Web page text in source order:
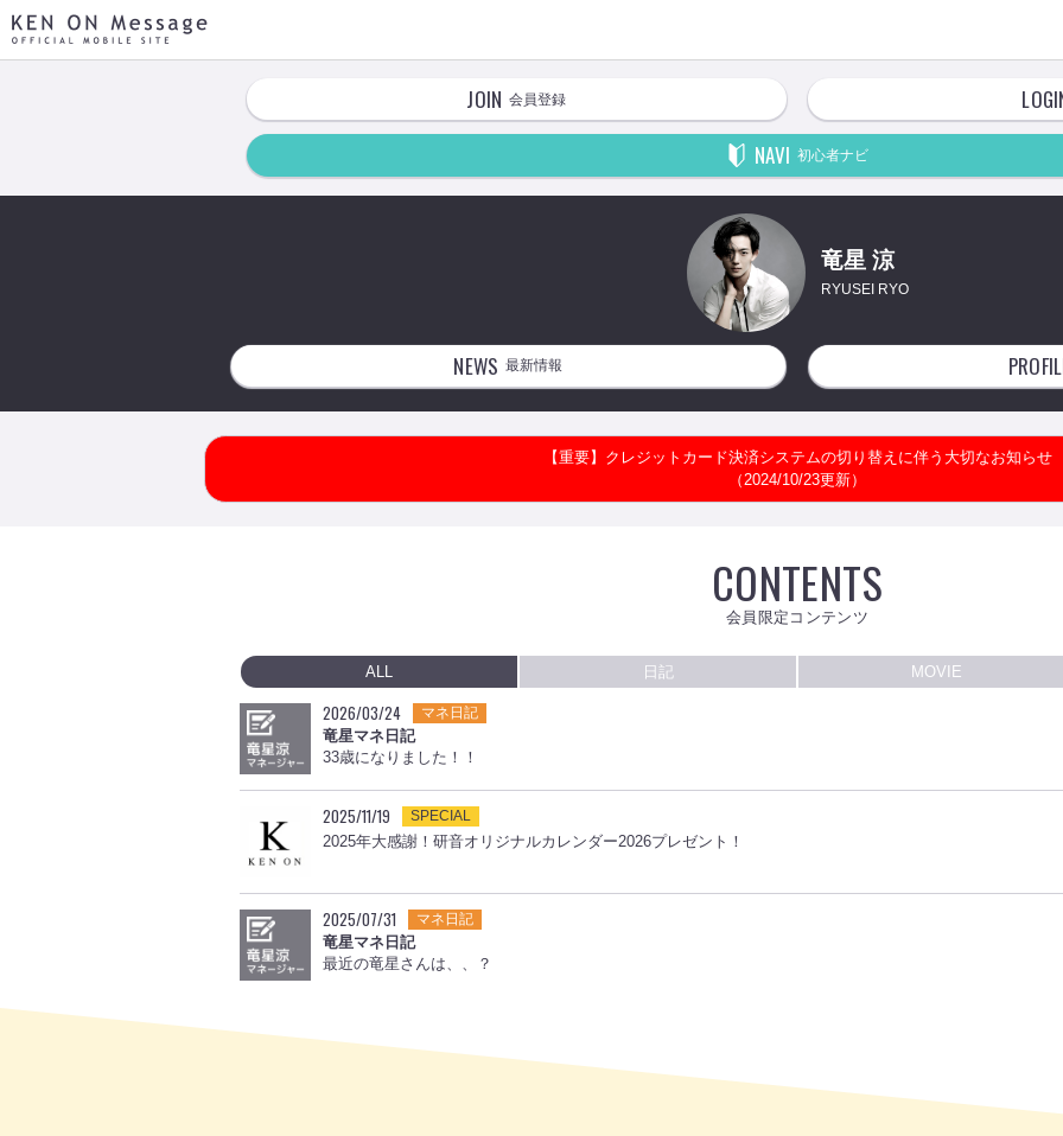
JOIN 会員登録
NAVI 初心者ナビ
竜星 涼
RYUSEI RYO
NEWS 最新情報
【重要】クレジットカード決済システムの切り替えに伴う大切なお知らせ
（2024/10/23更新）
CONTENTS
会員限定コンテンツ
ALL 日記 MOVIE
2026/03/24 マネ日記
竜星マネ日記
33歳になりました！！
2025/11/19 SPECIAL
2025年大感謝！研音オリジナルカレンダー2026プレゼント！
2025/07/31 マネ日記
竜星マネ日記
最近の竜星さんは、、？